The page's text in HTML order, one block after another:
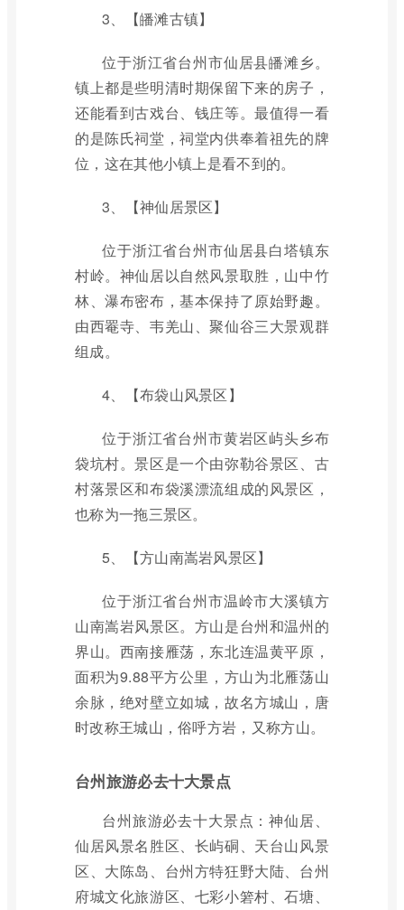
3、【皤滩古镇】
位于浙江省台州市仙居县皤滩乡。
镇上都是些明清时期保留下来的房子，
还能看到古戏台、钱庄等。最值得一看
的是陈氏祠堂，祠堂内供奉着祖先的牌
位，这在其他小镇上是看不到的。
3、【神仙居景区】
位于浙江省台州市仙居县白塔镇东
村岭。神仙居以自然风景取胜，山中竹
林、瀑布密布，基本保持了原始野趣。
由西罨寺、韦羌山、聚仙谷三大景观群
组成。
4、【布袋山风景区】
位于浙江省台州市黄岩区屿头乡布
袋坑村。景区是一个由弥勒谷景区、古
村落景区和布袋溪漂流组成的风景区，
也称为一拖三景区。
5、【方山南嵩岩风景区】
位于浙江省台州市温岭市大溪镇方
山南嵩岩风景区。方山是台州和温州的
界山。西南接雁荡，东北连温黄平原，
面积为9.88平方公里，方山为北雁荡山
余脉，绝对壁立如城，故名方城山，唐
时改称王城山，俗呼方岩，又称方山。
台州旅游必去十大景点
台州旅游必去十大景点：神仙居、
仙居风景名胜区、长屿硐、天台山风景
区、大陈岛、台州方特狂野大陆、台州
府城文化旅游区、七彩小箬村、石塘、